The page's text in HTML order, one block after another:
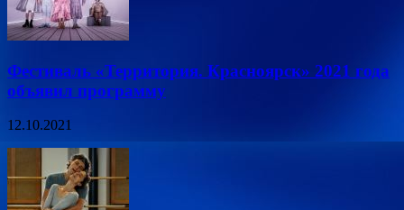
Фестиваль «Территория. Красноярск» 2021 года
объявил программу
12.10.2021